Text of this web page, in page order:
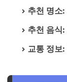
추천 명소:
추천 음식:
교통 정보: